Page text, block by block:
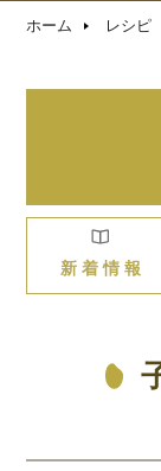
ホーム レシピ
新 着 情 報